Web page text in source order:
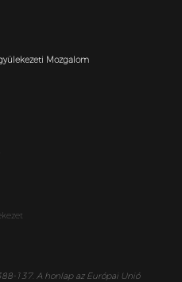
Mozgalom
137. A honlap az Európai Unió